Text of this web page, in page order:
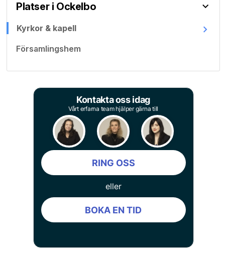
Platser i Ockelbo
Kyrkor & kapell
Församlingshem
Kontakta oss idag
Vårt erfarna team hjälper gärna till
RING OSS
eller
BOKA EN TID